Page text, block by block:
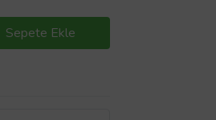
Sepete Ekle